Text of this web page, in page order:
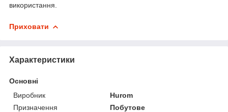
використання.
Приховати
Характеристики
Основні
Виробник
Hurom
Призначення
Побутове